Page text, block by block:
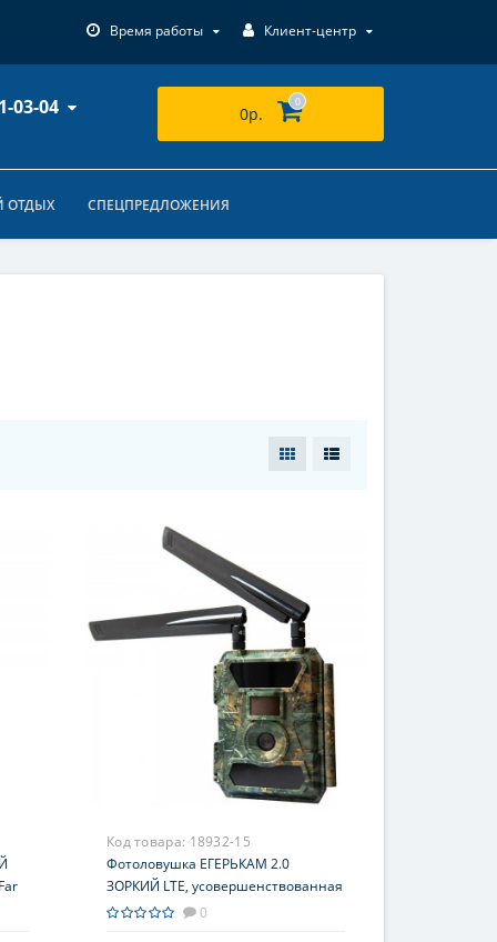
Время работы Клиент-центр
03-04 0р.
0
ОТДЫХ СПЕЦПРЕДЛОЖЕНИЯ
Код товара: 18932-15
Фотоловушка ЕГЕРЬКАМ 2.0
ЗОРКИЙ LTE, усовершенствованная
SiFar WillFine 4.0 CG,
0